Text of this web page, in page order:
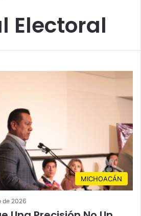
Electoral
MICHOACÁN
de 2026